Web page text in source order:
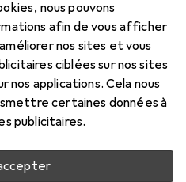
nous pouvons
afin de vous afficher
nos sites et vous
ciblées sur nos sites
nos applications. Cela nous
certaines données à
publicitaires.